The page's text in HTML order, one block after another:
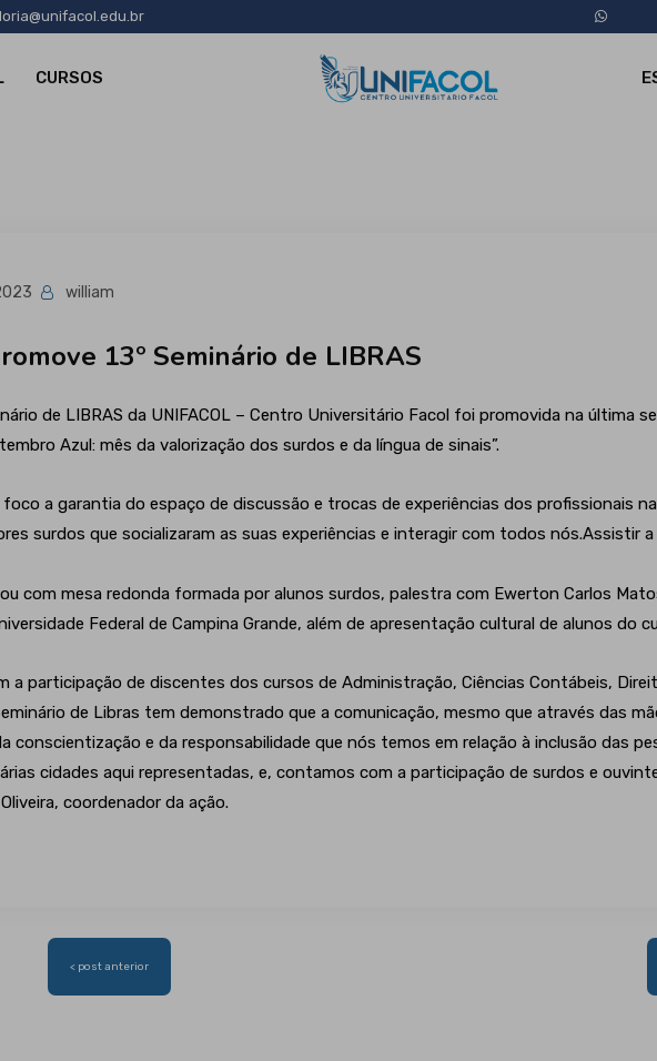
CURSOS
william
13º Seminário de LIBRAS
de LIBRAS da UNIFACOL – Centro Universitário Facol foi promovida na última
Azul: mês da valorização dos surdos e da língua de sinais”.
a garantia do espaço de discussão e trocas de experiências dos profissionais
surdos que socializaram as suas experiências e interagir com todos nós.Assistir
com mesa redonda formada por alunos surdos, palestra com Ewerton Carlos
Federal de Campina Grande, além de apresentação cultural de alunos do
a participação de discentes dos cursos de Administração, Ciências Contábeis,
de Libras tem demonstrado que a comunicação, mesmo que através das
conscientização e da responsabilidade que nós temos em relação à inclusão das
cidades aqui representadas, e, contamos com a participação de surdos e
coordenador da ação.
< post anterior